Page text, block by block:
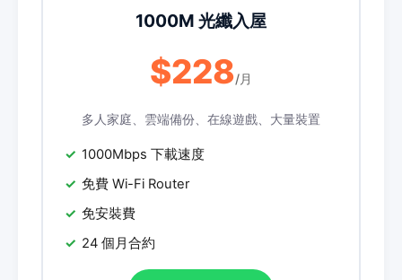
1000M 光纖入屋
$228/月
多人家庭、雲端備份、在線遊戲、大量裝置
1000Mbps 下載速度
免費 Wi-Fi Router
免安裝費
24 個月合約